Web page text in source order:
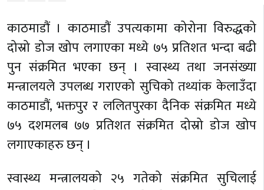
काठमाडौं । काठमाडौं उपत्यकामा कोरोना विरुद्धको
दोस्रो डोज खोप लगाएका मध्ये ७५ प्रतिशत भन्दा बढी
पुन संक्रमित भएका छन् । स्वास्थ्य तथा जनसंख्या
मन्त्रालयले उपलब्ध गराएको सुचिको तथ्यांक केलाउँदा
काठमाडौं, भक्तपुर र ललितपुरका दैनिक संक्रमित मध्ये
७५ दशमलब ७७ प्रतिशत संक्रमित दोस्रो डोज खोप
लगाएकाहरु छन् ।
स्वास्थ्य मन्त्रालयको २५ गतेको संक्रमित सुचिलाई